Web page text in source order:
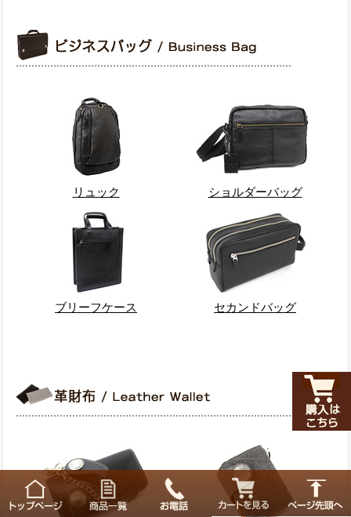
リュック ショルダーバッグ
ブリーフケース セカンドバッグ